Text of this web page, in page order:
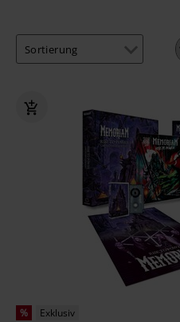
% Exklusiv